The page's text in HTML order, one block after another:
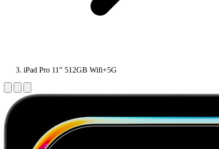
iPad Pro 11" 512GB Wifi+5G